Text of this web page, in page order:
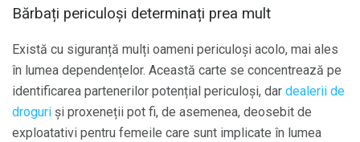
Bărbați periculoși determinați prea mult
Există cu siguranță mulți oameni periculoși acolo, mai ales
în lumea dependențelor. Această carte se concentrează pe
identificarea partenerilor potențial periculoși, dar dealerii de
droguri și proxeneții pot fi, de asemenea, deosebit de
exploatativi pentru femeile care sunt implicate în lumea